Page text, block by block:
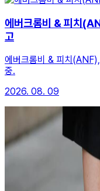
에버크롬비 & 피치
고
에버크롬비 & 피치
중.
2026. 08. 09